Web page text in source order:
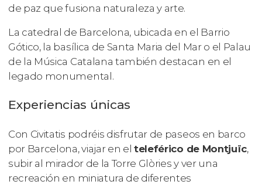
de paz que fusiona naturaleza y arte.
La catedral de Barcelona, ubicada en el Barrio
Gótico, la basílica de Santa Maria del Mar o el Palau
de la Música Catalana también destacan en el
legado monumental.
Experiencias únicas
Con Civitatis podréis disfrutar de paseos en barco
por Barcelona, viajar en elteleférico de Montjuïc,
subir al mirador de la Torre Glòries y ver una
recreación en miniatura de diferentes